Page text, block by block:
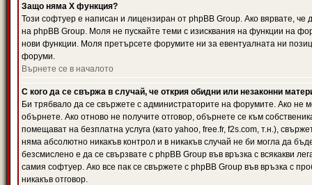
Защо няма X функция?
Този софтуер е написан и лицензиран от phpBB Group. Ако вярвате,
на phpBB Group. Моля не пускайте теми с изисквания на функции на
нови функции. Моля претърсете форумите ни за евентуалната ни
форуми.
Върнете се в началото
С кого да се свържа в случай, че открия обидни или незаконни
Би трябвало да се свържете с администраторите на форумите. Ако не
обърнете. Ако отново не получите отговор, обърнете се към
помещават на безплатна услуга (като yahoo, free.fr, f2s.com, т.н.),
няма абсолютно никакъв контрол и в никакъв случай не би могла да
безсмислено е да се свързвате с phpBB Group във връзка с всякакви
самия софтуер. Ако все пак се свържете с phpBB Group във връзка с
никакъв отговор.